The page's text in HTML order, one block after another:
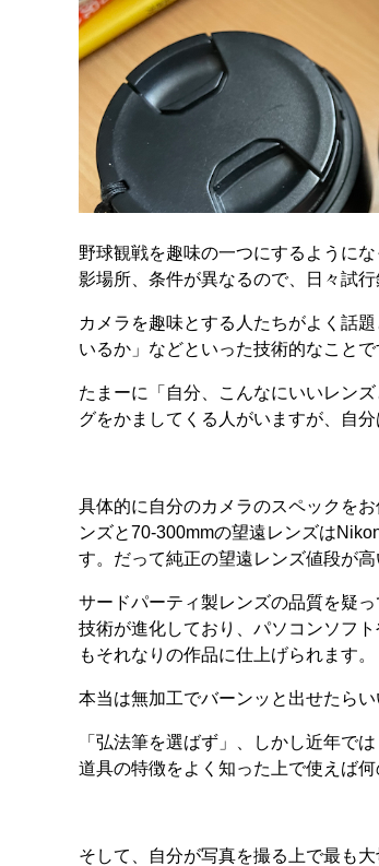
野球観戦を趣味の一つにするように
影場所、条件が異なるので、日々試
カメラを趣味とする人たちがよく話
いるか」などといった技術的なことで
たまーに「自分、こんなにいいレン
グをかましてくる人がいますが、自
具体的に自分のカメラのスペックを
ンズと70-300mmの望遠レンズは
す。だって純正の望遠レンズ値段が
サードパーティ製レンズの品質を疑
技術が進化しており、パソコンソフ
もそれなりの作品に仕上げられます。
本当は無加工でバーンッと出せたら
「弘法筆を選ばず」、しかし近年で
道具の特徴をよく知った上で使えば
そして、自分が写真を撮る上で最も